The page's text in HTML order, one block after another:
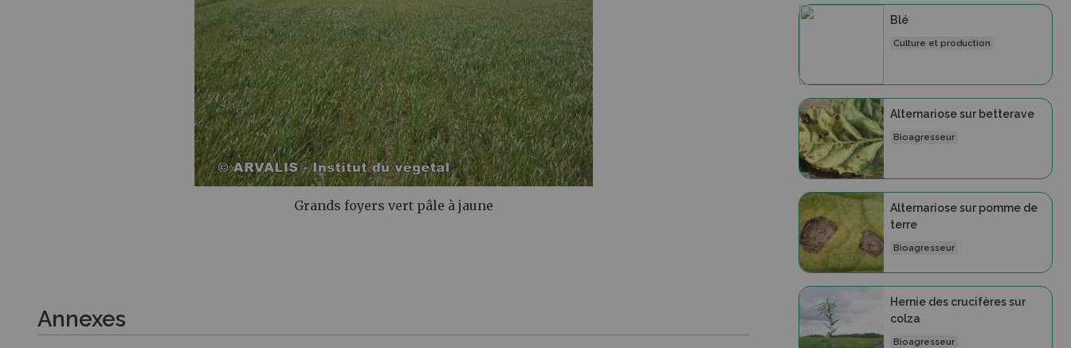
Grands foyers vert pâle à jaune
Annexes
Blé
Culture et production
Alternariose sur betterave
Bioagresseur
Alternariose sur pomme de
terre
Bioagresseur
Hernie des crucifères sur
colza
Bioagresseur